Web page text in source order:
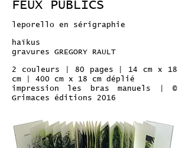
FEUX PUBLICS
leporello en sérigraphie
haïkus
gravures GREGORY RAULT
2 couleurs | 80 pages | 14 cm x 18
cm | 400 cm x 18 cm déplié
impression les bras manuels | ©
Grimaces éditions 2016